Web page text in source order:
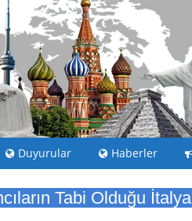
Duyurular Haberler
Tabi Olduğu